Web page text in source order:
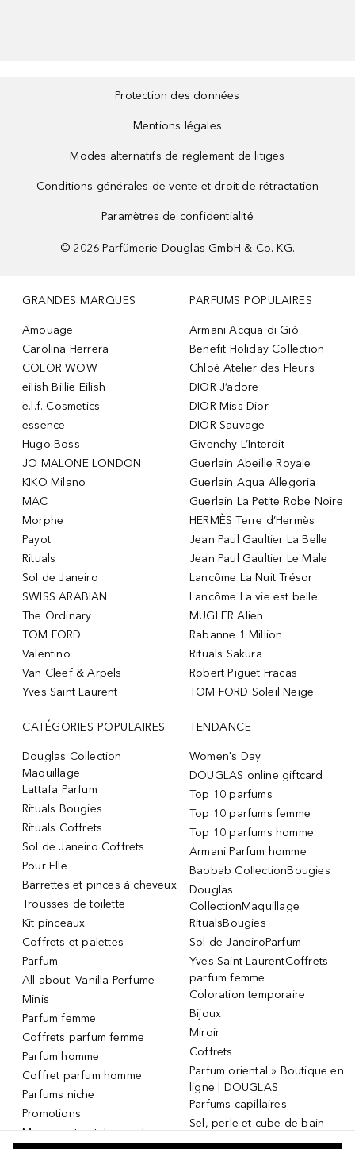
Protection des données
Mentions légales
Modes alternatifs de règlement de litiges
Conditions générales de vente et droit de rétractation
Paramètres de confidentialité
© 2026 Parfümerie Douglas GmbH & Co. KG.
GRANDES MARQUES
Amouage
Carolina Herrera
COLOR WOW
eilish Billie Eilish
e.l.f. Cosmetics
essence
Hugo Boss
JO MALONE LONDON
KIKO Milano
MAC
Morphe
Payot
Rituals
Sol de Janeiro
SWISS ARABIAN
The Ordinary
TOM FORD
Valentino
Van Cleef & Arpels
Yves Saint Laurent
PARFUMS POPULAIRES
Armani Acqua di Giò
Benefit Holiday Collection
Chloé Atelier des Fleurs
DIOR J’adore
DIOR Miss Dior
DIOR Sauvage
Givenchy L’Interdit
Guerlain Abeille Royale
Guerlain Aqua Allegoria
Guerlain La Petite Robe Noire
HERMÈS Terre d’Hermès
Jean Paul Gaultier La Belle
Jean Paul Gaultier Le Male
Lancôme La Nuit Trésor
Lancôme La vie est belle
MUGLER Alien
Rabanne 1 Million
Rituals Sakura
Robert Piguet Fracas
TOM FORD Soleil Neige
CATÉGORIES POPULAIRES
Douglas Collection
Maquillage
Lattafa Parfum
Rituals Bougies
Rituals Coffrets
Sol de Janeiro Coffrets
Pour Elle
Barrettes et pinces à cheveux
Trousses de toilette
Kit pinceaux
Coffrets et palettes
Parfum
All about: Vanilla Perfume
Minis
Parfum femme
Coffrets parfum femme
Parfum homme
Coffret parfum homme
Parfums niche
Promotions
Masque et patch pour les
TENDANCE
Women's Day
DOUGLAS online giftcard
Top 10 parfums
Top 10 parfums femme
Top 10 parfums homme
Armani Parfum homme
Baobab CollectionBougies
Douglas
CollectionMaquillage
RitualsBougies
Sol de JaneiroParfum
Yves Saint LaurentCoffrets
parfum femme
Coloration temporaire
Bijoux
Miroir
Coffrets
Parfum oriental » Boutique en
ligne | DOUGLAS
Parfums capillaires
Sel, perle et cube de bain
Dermaroller